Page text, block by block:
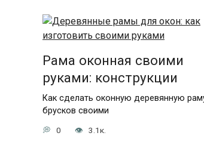
Рама оконная своими
руками: конструкции
Как сделать оконную деревянную
брусков своими
0 3.1к.